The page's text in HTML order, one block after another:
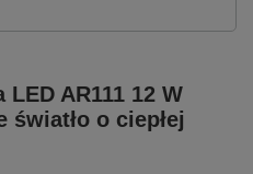
AR111 12 W
światło o ciepłej